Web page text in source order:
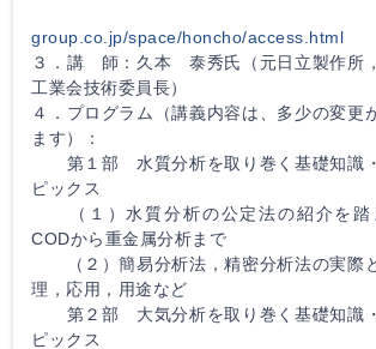
group.co.jp/space/honcho/access.html
３．講 師：久本 泰秀氏（元日立製作所
工業会技術委員長）
４．プログラム（講義内容は、多少の変更
ます）：
第１部 水質分析を取り巻く基礎知識・
ピックス
（１）水質分析の公定法の紹介を踏
CODから重金属分析まで
（２）簡易分析法，精密分析法の実際
理，応用，用途など
第２部 大気分析を取り巻く基礎知識・
ピックス